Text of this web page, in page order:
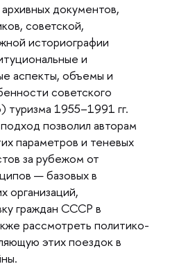
документов,
советской,
историографии
и
аспекты, объемы и
советского
1955–1991 гг.
позволил авторам
параметров и теневых
за рубежом от
— базовых
организаций,
граждан СССР
рассмотреть политико-
этих поездок